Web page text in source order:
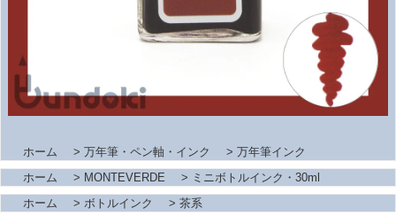
ホーム > 万年筆・ペン軸・インク > 万年筆インク
ホーム
> MONTEVERDE > ミニボトルインク・30ml
ホーム
> ボトルインク > 茶系